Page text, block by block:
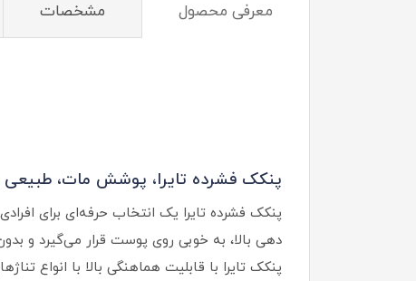
معرفی محصول مشخصات
پنکک فشرده تایرا، پوشش مات، طبیعی
پنکک فشرده تایرا یک انتخاب حرفه‌ای برای
دهی بالا، به خوبی روی پوست قرار می‌گیرد و
پنکک تایرا با قابلیت هماهنگی بالا با انواع